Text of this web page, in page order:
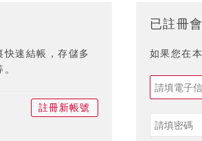
速結帳，存儲多
註冊新帳號
已註冊
如果您在